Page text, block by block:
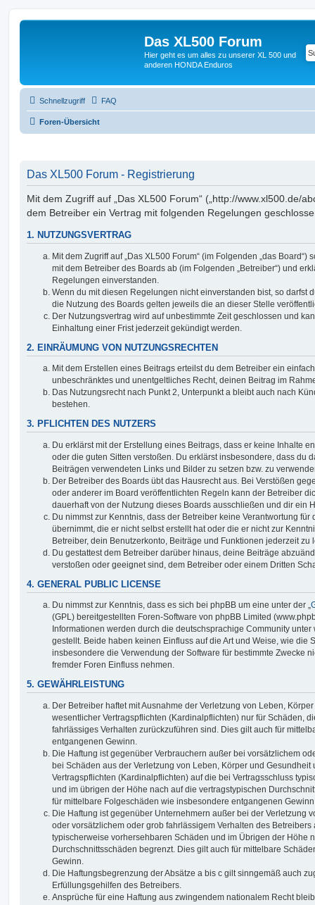
Das XL500 Forum
Hier geht es um alles zu unserer XL 500 und
anderen HONDA Enduros
Schnellzugriff FAQ
Foren-Übersicht
Das XL500 Forum - Registrierung
Mit dem Zugriff auf „Das XL500 Forum“ („http://www.xl500.de/
dem Betreiber ein Vertrag mit folgenden Regelungen
1. NUTZUNGSVERTRAG
Mit dem Zugriff auf „Das XL500 Forum“ (im Folgenden „das
mit dem Betreiber des Boards ab (im Folgenden „Betreiber“) und
Regelungen einverstanden.
Wenn du mit diesen Regelungen nicht einverstanden bist, so darfst
die Nutzung des Boards gelten jeweils die an dieser Stelle
Der Nutzungsvertrag wird auf unbestimmte Zeit geschlossen und
Einhaltung einer Frist jederzeit gekündigt werden.
2. EINRÄUMUNG VON NUTZUNGSRECHTEN
Mit dem Erstellen eines Beitrags erteilst du dem Betreiber ein
unbeschränktes und unentgeltliches Recht, deinen Beitrag im
Das Nutzungsrecht nach Punkt 2, Unterpunkt a bleibt auch nach
bestehen.
3. PFLICHTEN DES NUTZERS
Du erklärst mit der Erstellung eines Beitrags, dass er keine Inhalte
oder die guten Sitten verstoßen. Du erklärst insbesondere, dass du
Beiträgen verwendeten Links und Bilder zu setzen bzw. zu
Der Betreiber des Boards übt das Hausrecht aus. Bei Verstößen
oder anderer im Board veröffentlichten Regeln kann der Betreiber
dauerhaft von der Nutzung dieses Boards ausschließen und dir ein
Du nimmst zur Kenntnis, dass der Betreiber keine Verantwortung für
übernimmt, die er nicht selbst erstellt hat oder die er nicht zur
Betreiber, dein Benutzerkonto, Beiträge und Funktionen jederzeit zu
Du gestattest dem Betreiber darüber hinaus, deine Beiträge
verstoßen oder geeignet sind, dem Betreiber oder einem Dritten
4. GENERAL PUBLIC LICENSE
Du nimmst zur Kenntnis, dass es sich bei phpBB um eine unter der „
(GPL) bereitgestellten Foren-Software von phpBB Limited
Informationen werden durch die deutschsprachige Community
gestellt. Beide haben keinen Einfluss auf die Art und Weise, wie die
insbesondere die Verwendung der Software für bestimmte Zwecke
fremder Foren Einfluss nehmen.
5. GEWÄHRLEISTUNG
Der Betreiber haftet mit Ausnahme der Verletzung von Leben,
wesentlicher Vertragspflichten (Kardinalpflichten) nur für Schäden,
fahrlässiges Verhalten zurückzuführen sind. Dies gilt auch für
entgangenen Gewinn.
Die Haftung ist gegenüber Verbrauchern außer bei vorsätzlichem
bei Schäden aus der Verletzung von Leben, Körper und
Vertragspflichten (Kardinalpflichten) auf die bei Vertragsschluss
und im übrigen der Höhe nach auf die vertragstypischen
für mittelbare Folgeschäden wie insbesondere entgangenen
Die Haftung ist gegenüber Unternehmern außer bei der Verletzung
oder vorsätzlichem oder grob fahrlässigem Verhalten des Betreibers
typischerweise vorhersehbaren Schäden und im Übrigen der Höhe
Durchschnittsschäden begrenzt. Dies gilt auch für mittelbare
Gewinn.
Die Haftungsbegrenzung der Absätze a bis c gilt sinngemäß auch
Erfüllungsgehilfen des Betreibers.
Ansprüche für eine Haftung aus zwingendem nationalem Recht